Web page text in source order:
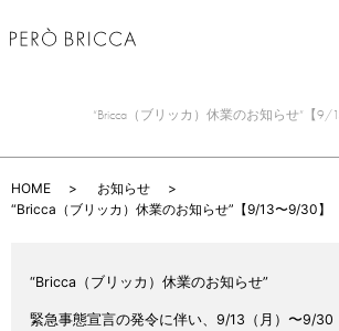
“Bricca（ブリッカ）休業のお知らせ”【9/
HOME
お知らせ
“Bricca（ブリッカ）休業のお知らせ”【9/13〜9/30】
“Bricca（ブリッカ）休業のお知らせ”
緊急事態宣言の発令に伴い、9/13（月）〜9/30